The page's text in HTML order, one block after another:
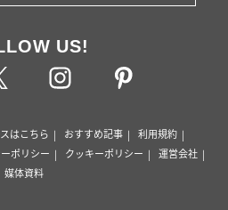
US!
はこちら おすすめ記事
利用規約
ポリシー クッキーポリシー
運営会社
媒体資料